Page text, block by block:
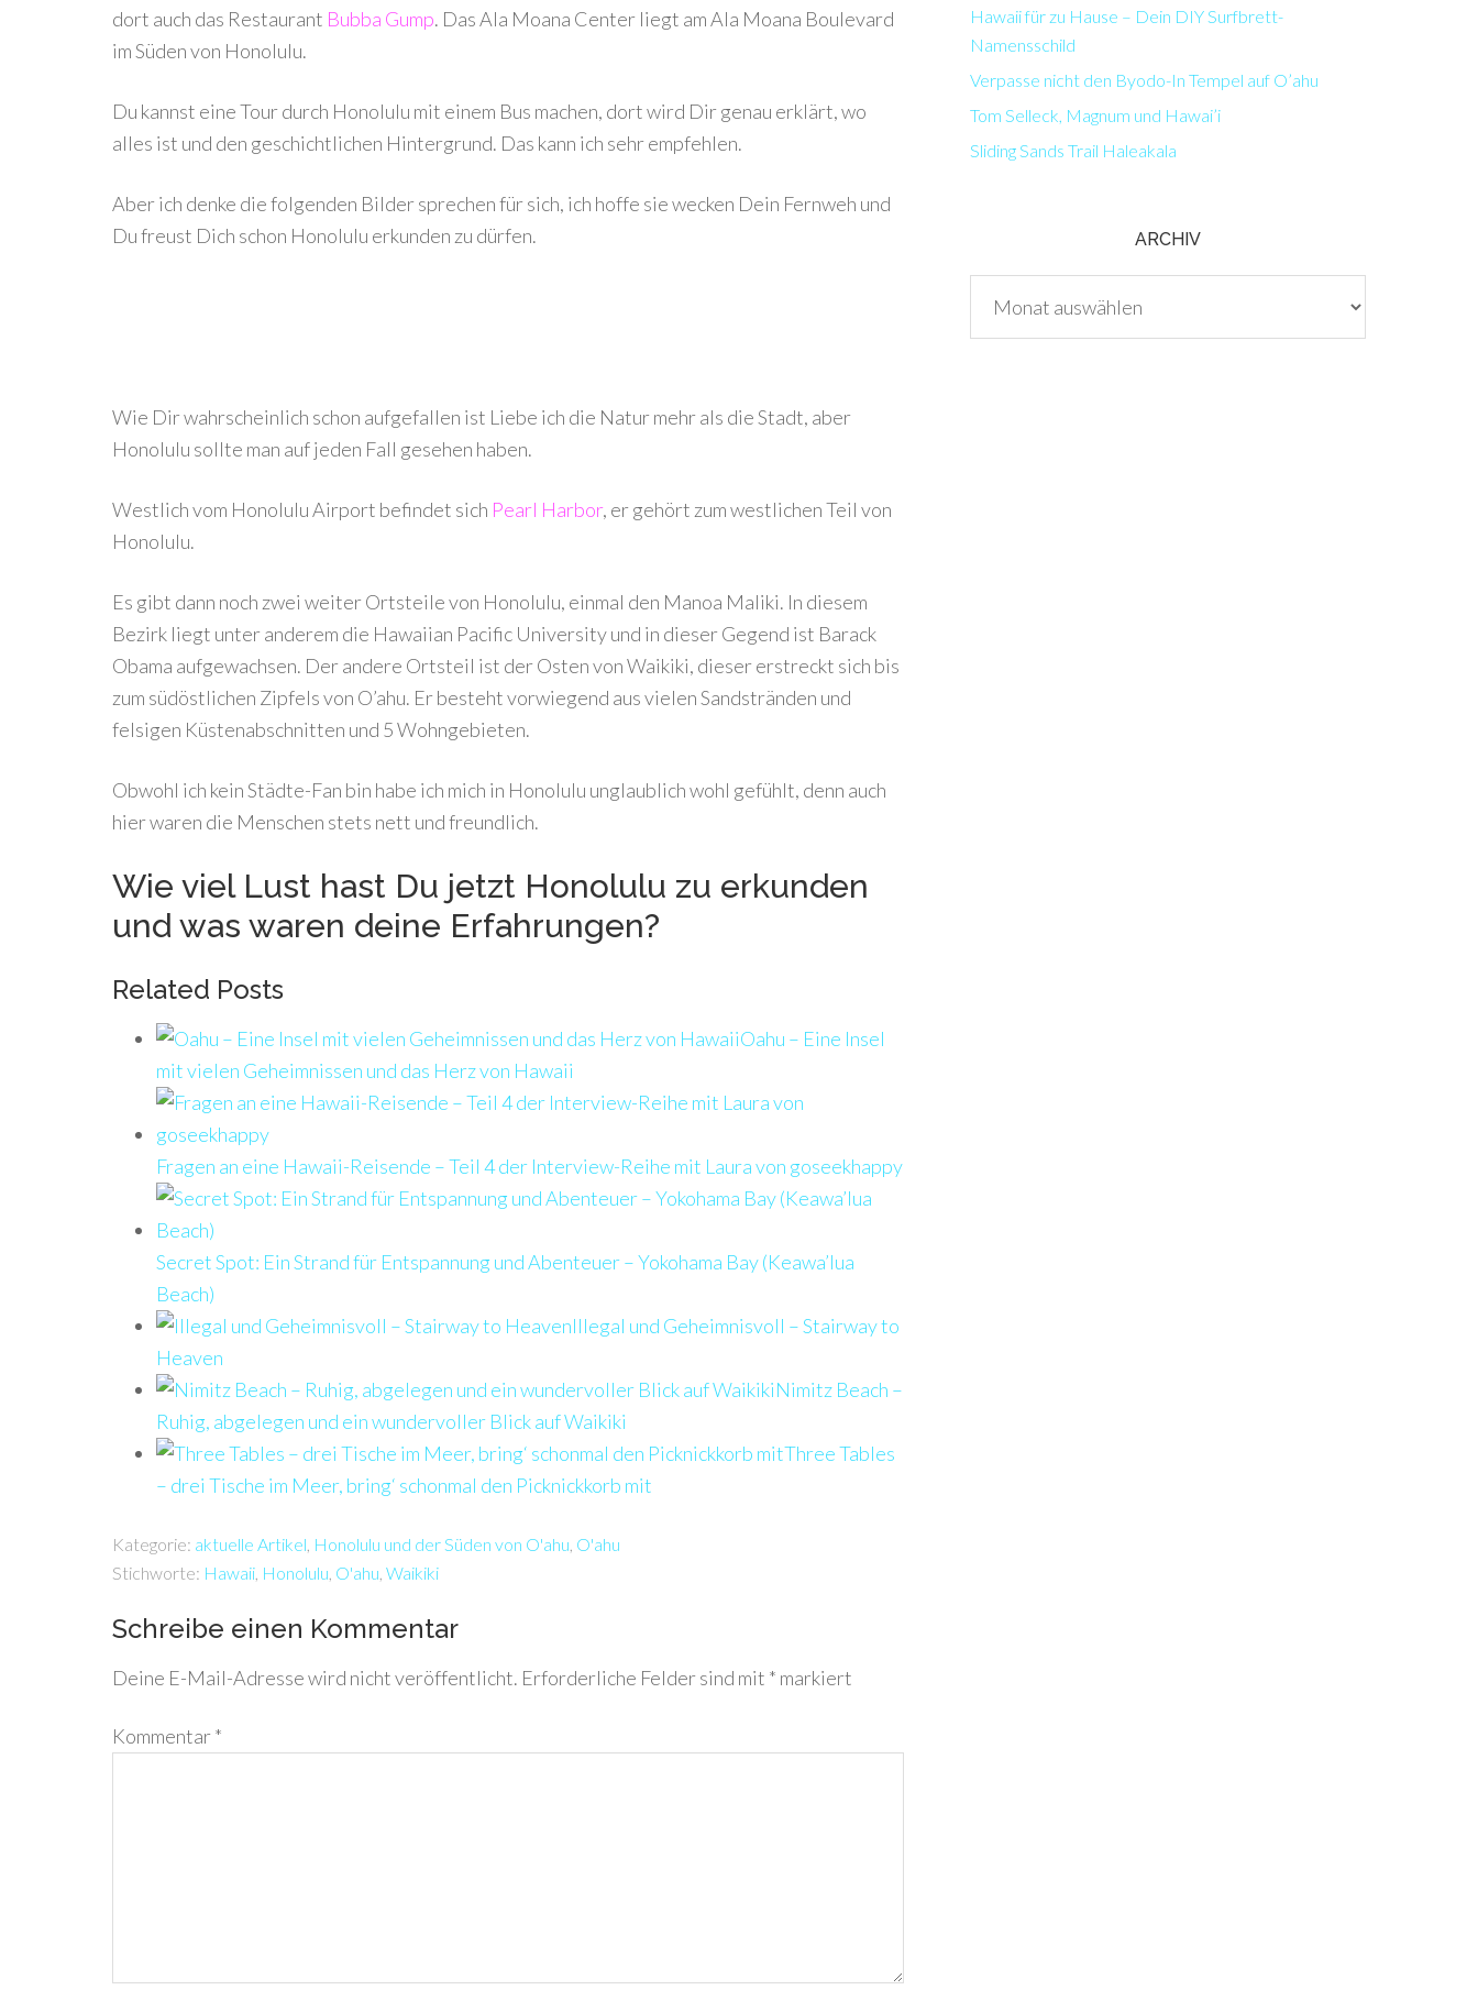
dort auch das Restaurant Bubba Gump. Das Ala Moana Center liegt am Ala Moana Boulevard
im Süden von Honolulu.
Du kannst eine Tour durch Honolulu mit einem Bus machen, dort wird Dir genau erklärt, wo
alles ist und den geschichtlichen Hintergrund. Das kann ich sehr empfehlen.
Aber ich denke die folgenden Bilder sprechen für sich, ich hoffe sie wecken Dein Fernweh und
Du freust Dich schon Honolulu erkunden zu dürfen.
Wie Dir wahrscheinlich schon aufgefallen ist Liebe ich die Natur mehr als die Stadt, aber
Honolulu sollte man auf jeden Fall gesehen haben.
Westlich vom Honolulu Airport befindet sich Pearl Harbor, er gehört zum westlichen Teil von
Honolulu.
Es gibt dann noch zwei weiter Ortsteile von Honolulu, einmal den Manoa Maliki. In diesem
Bezirk liegt unter anderem die Hawaiian Pacific University und in dieser Gegend ist Barack
Obama aufgewachsen. Der andere Ortsteil ist der Osten von Waikiki, dieser erstreckt sich bis
zum südöstlichen Zipfels von O’ahu. Er besteht vorwiegend aus vielen Sandstränden und
felsigen Küstenabschnitten und 5 Wohngebieten.
Obwohl ich kein Städte-Fan bin habe ich mich in Honolulu unglaublich wohl gefühlt, denn auch
hier waren die Menschen stets nett und freundlich.
Wie viel Lust hast Du jetzt Honolulu zu erkunden
und was waren deine Erfahrungen?
Related Posts
Oahu – Eine Insel
mit vielen Geheimnissen und das Herz von Hawaii
Fragen an eine Hawaii-Reisende – Teil 4 der Interview-Reihe mit Laura von goseekhappy
Secret Spot: Ein Strand für Entspannung und Abenteuer – Yokohama Bay (Keawa’lua
Beach)
Illegal und Geheimnisvoll – Stairway to
Heaven
Nimitz Beach –
Ruhig, abgelegen und ein wundervoller Blick auf Waikiki
Three Tables
– drei Tische im Meer, bring‘ schonmal den Picknickkorb mit
Kategorie: aktuelle Artikel Honolulu und der Süden von O'ahu O'ahu
Stichworte: Hawaii Honolulu O'ahu Waikiki
Schreibe einen Kommentar
Deine E-Mail-Adresse wird nicht veröffentlicht. Erforderliche Felder sind mit * markiert
Kommentar*
Hawaii für zu Hause – Dein DIY Surfbrett-
Namensschild
Verpasse nicht den Byodo-In Tempel auf O’ahu
Tom Selleck, Magnum und Hawai’i
Sliding Sands Trail Haleakala
ARCHIV